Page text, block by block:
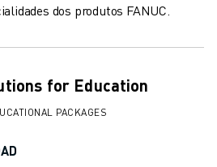
dos produtos FANUC.
for Education
PACKAGES